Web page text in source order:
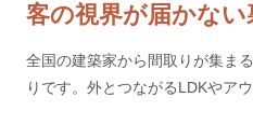
客の視界が届かな
全国の建築家から間取りが集ま
りです。外とつながるLDKやア